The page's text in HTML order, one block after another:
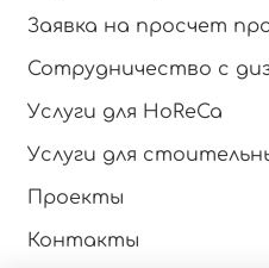
Заявка на просчет
Сотрудничество с
Услуги для HoReCa
Услуги для
Проекты
Контакты